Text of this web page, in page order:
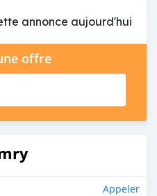
annonce aujourd'hui
offre
Appeler